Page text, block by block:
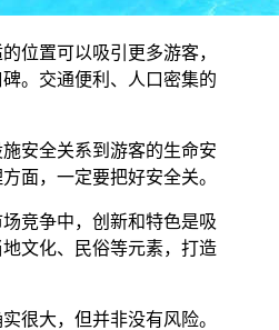
位置可以吸引更多游客，
。交通便利、人口密集的
安全关系到游客的生命安
面，一定要把好安全关。
竞争中，创新和特色是吸
文化、民俗等元素，打造
很大，但并非没有风险。